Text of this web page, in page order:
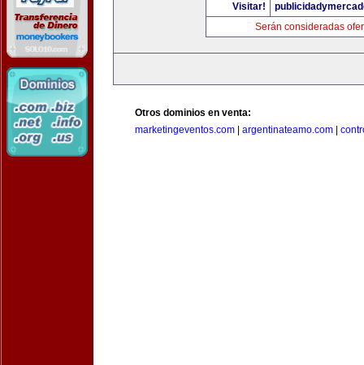
Visitar!
Serán consideradas
Otros dominios en venta:
marketingeventos.com
argentinateamo.com